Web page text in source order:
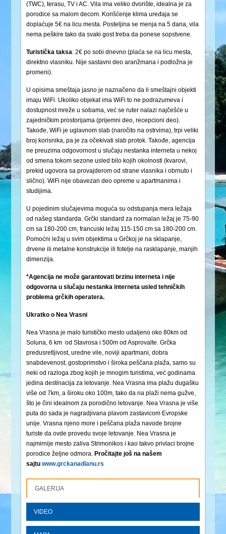
(TWC), terasu, TV i AC. Vila ima veliko dvorište, idealna je za
porodice sa malom decom. Korišćenje klima uređaja se
doplaćuje 5€ na licu mesta. Posteljina se menja na 5 dana, vila
nema peškire tako da svaki gost treba da ponese sopstvene.
Turistička taksa: 2€ po sobi dnevno (plaća se na licu mesta,
direktno vlasniku. Nije sastavni deo aranžmana i podložna je
promeni).
U opisima smeštaja jasno je naznačeno da li smeštajni objekti
imaju WiFi. Ukoliko objekat ima WiFi to ne podrazumeva i
dostupnost mreže u sobama, već se ruter nalazi najčešće u
zajedničkim prostorijama (prijemni deo, recepcioni deo).
Takođe, WiFi je uglavnom slab (naročito na ostrvima), trpi veliki
broj korisnika, pa je za očekivati slab protok. Takođe, agencija
ne preuzima odgovornost u slučaju nestanka interneta u nekoj
od smena tokom sezone usled bilo kojih okolnosti (kvarovi,
prekid ugovora sa provajderom od strane vlasnika i obrnuto i
slično). WiFi nije obavezan deo opreme u apartmanima i
studijima.
U pojedinim slučajevima moguća su odstupanja mera ležaja
od našeg standarda. Grčki standard za normalan ležaj je 75-90
cm sa 180-200 cm, francuski ležaj 115-150 cm sa 180-200 cm.
Pomoćni ležaj u svim objektima u Grčkoj je na sklapanje,
drvene ili metalne konstrukcije ili fotelje na rasklapanje, manjih
dimenzija.
*Agencija ne može garantovati brzinu interneta i nije
odgovorna u slučaju nestanka interneta usled tehničkih
problema grčkih operatera.
Ukratko o Nea Vrasni
Nea Vrasna je malo turističko mesto udaljeno oko 80km od
Soluna, 6 km od Stavrosa i 500m od Asprovalte. Grčka
predusretljivost, uredne vile, noviji apartmani, dobra
snabdevenost, gostoprimstvo i široka peščana plaža, samo su
neki od razloga zbog kojih je mnogim turistima, već godinama
jedina destinacija za letovanje. Nea Vrasna ima plažu dugašku
više od 7km, a široku oko 100m, tako da na plaži nema gužve,
što je čini idealnom za porodično letovanje. Nea Vrasna je više
puta do sada je nagradjivana plavom zastavicom Evropske
unije. Vrasna njeno more i peščana plaža navode brojne
turiste da ovde provedu svoje letovanje. Nea Vrasna je
najmirnije mesto zaliva Strimonikos i kao takvo privlaci brojne
porodice željne odmora. Pročitajte još na našem
sajtuwww.grckanadlanu.rs
GALERIJA
VIDEO